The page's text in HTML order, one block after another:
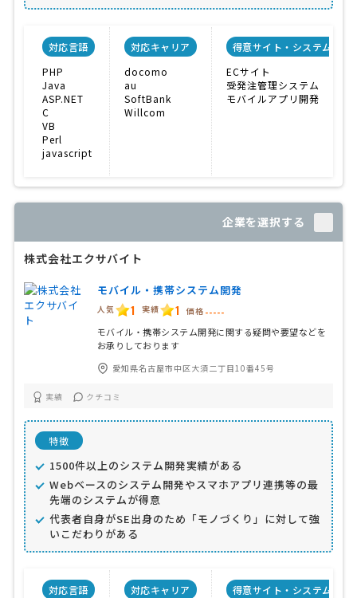
対応言語
PHP
Java
ASP.NET
C
VB
Perl
javascript
対応キャリア
docomo
au
SoftBank
Willcom
得意サイト・システム
ECサイト
受発注管理システム
モバイルアプリ開発
企業を選択する
株式会社エクサバイト
モバイル・携帯システム開発
人気 1 実績 1 価格 -----
モバイル・携帯システム開発に関する疑問や要望などを
お承りしております
愛知県名古屋市中区大須二丁目10番45号
実績 クチコミ
特徴
1500件以上のシステム開発実績がある
Webベースのシステム開発やスマホアプリ連携等の最
先端のシステムが得意
代表者自身がSE出身のため「モノづくり」に対して強
いこだわりがある
対応言語
対応キャリア
得意サイト・システム